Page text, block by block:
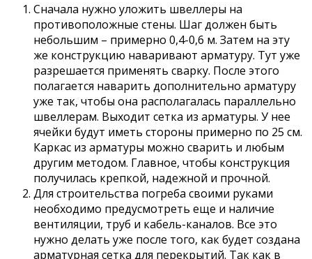
Сначала нужно уложить швеллеры на
противоположные стены. Шаг должен быть
небольшим – примерно 0,4-0,6 м. Затем на эту
же конструкцию наваривают арматуру. Тут уже
разрешается применять сварку. После этого
полагается наварить дополнительно арматуру
уже так, чтобы она располагалась параллельно
швеллерам. Выходит сетка из арматуры. У нее
ячейки будут иметь стороны примерно по 25 см.
Каркас из арматуры можно сварить и любым
другим методом. Главное, чтобы конструкция
получилась крепкой, надежной и прочной.
Для строительства погреба своими руками
необходимо предусмотреть еще и наличие
вентиляции, труб и кабель-каналов. Все это
нужно делать уже после того, как будет создана
арматурная сетка для перекрытий. Так как в